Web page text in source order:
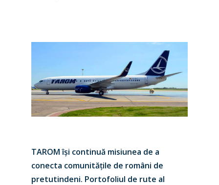
TAROM își continuă misiunea de a
conecta comunitățile de români de
pretutindeni. Portofoliul de rute al